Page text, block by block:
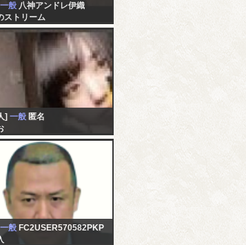
一般 八神アンドレ伊織
ストリーム
] 一般 匿名
一般 FC2USER570582PKP